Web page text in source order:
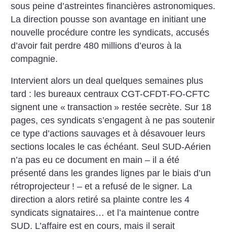
sous peine d’astreintes financières astronomiques.
La direction pousse son avantage en initiant une
nouvelle procédure contre les syndicats, accusés
d’avoir fait perdre 480 millions d’euros à la
compagnie.
Intervient alors un deal quelques semaines plus
tard : les bureaux centraux CGT-CFDT-FO-CFTC
signent une « transaction » restée secrète. Sur 18
pages, ces syndicats s’engagent à ne pas soutenir
ce type d’actions sauvages et à désavouer leurs
sections locales le cas échéant. Seul SUD-Aérien
n’a pas eu ce document en main – il a été
présenté dans les grandes lignes par le biais d’un
rétroprojecteur ! – et a refusé de le signer. La
direction a alors retiré sa plainte contre les 4
syndicats signataires… et l’a maintenue contre
SUD. L’affaire est en cours, mais il serait